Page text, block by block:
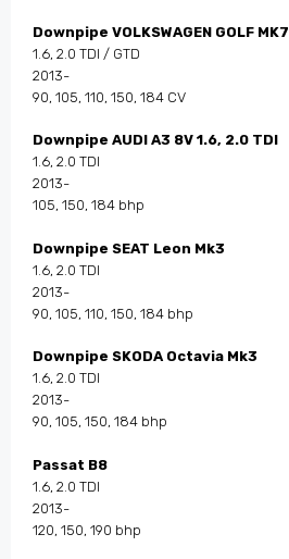
Downpipe VOLKSWAGEN GOLF MK7
1.6, 2.0 TDI / GTD
2013-
90, 105, 110, 150, 184 CV
Downpipe AUDI A3 8V 1.6, 2.0 TDI
1.6, 2.0 TDI
2013-
105, 150, 184 bhp
Downpipe SEAT Leon Mk3
1.6, 2.0 TDI
2013-
90, 105, 110, 150, 184 bhp
Downpipe SKODA Octavia Mk3
1.6, 2.0 TDI
2013-
90, 105, 150, 184 bhp
Passat B8
1.6, 2.0 TDI
2013-
120, 150, 190 bhp